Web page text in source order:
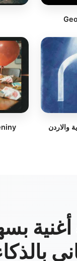
والاردن
أغنية